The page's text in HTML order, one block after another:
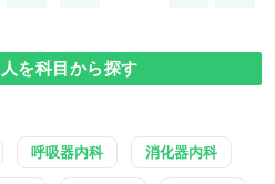
を科目から探す
呼吸器内科 消化器内科